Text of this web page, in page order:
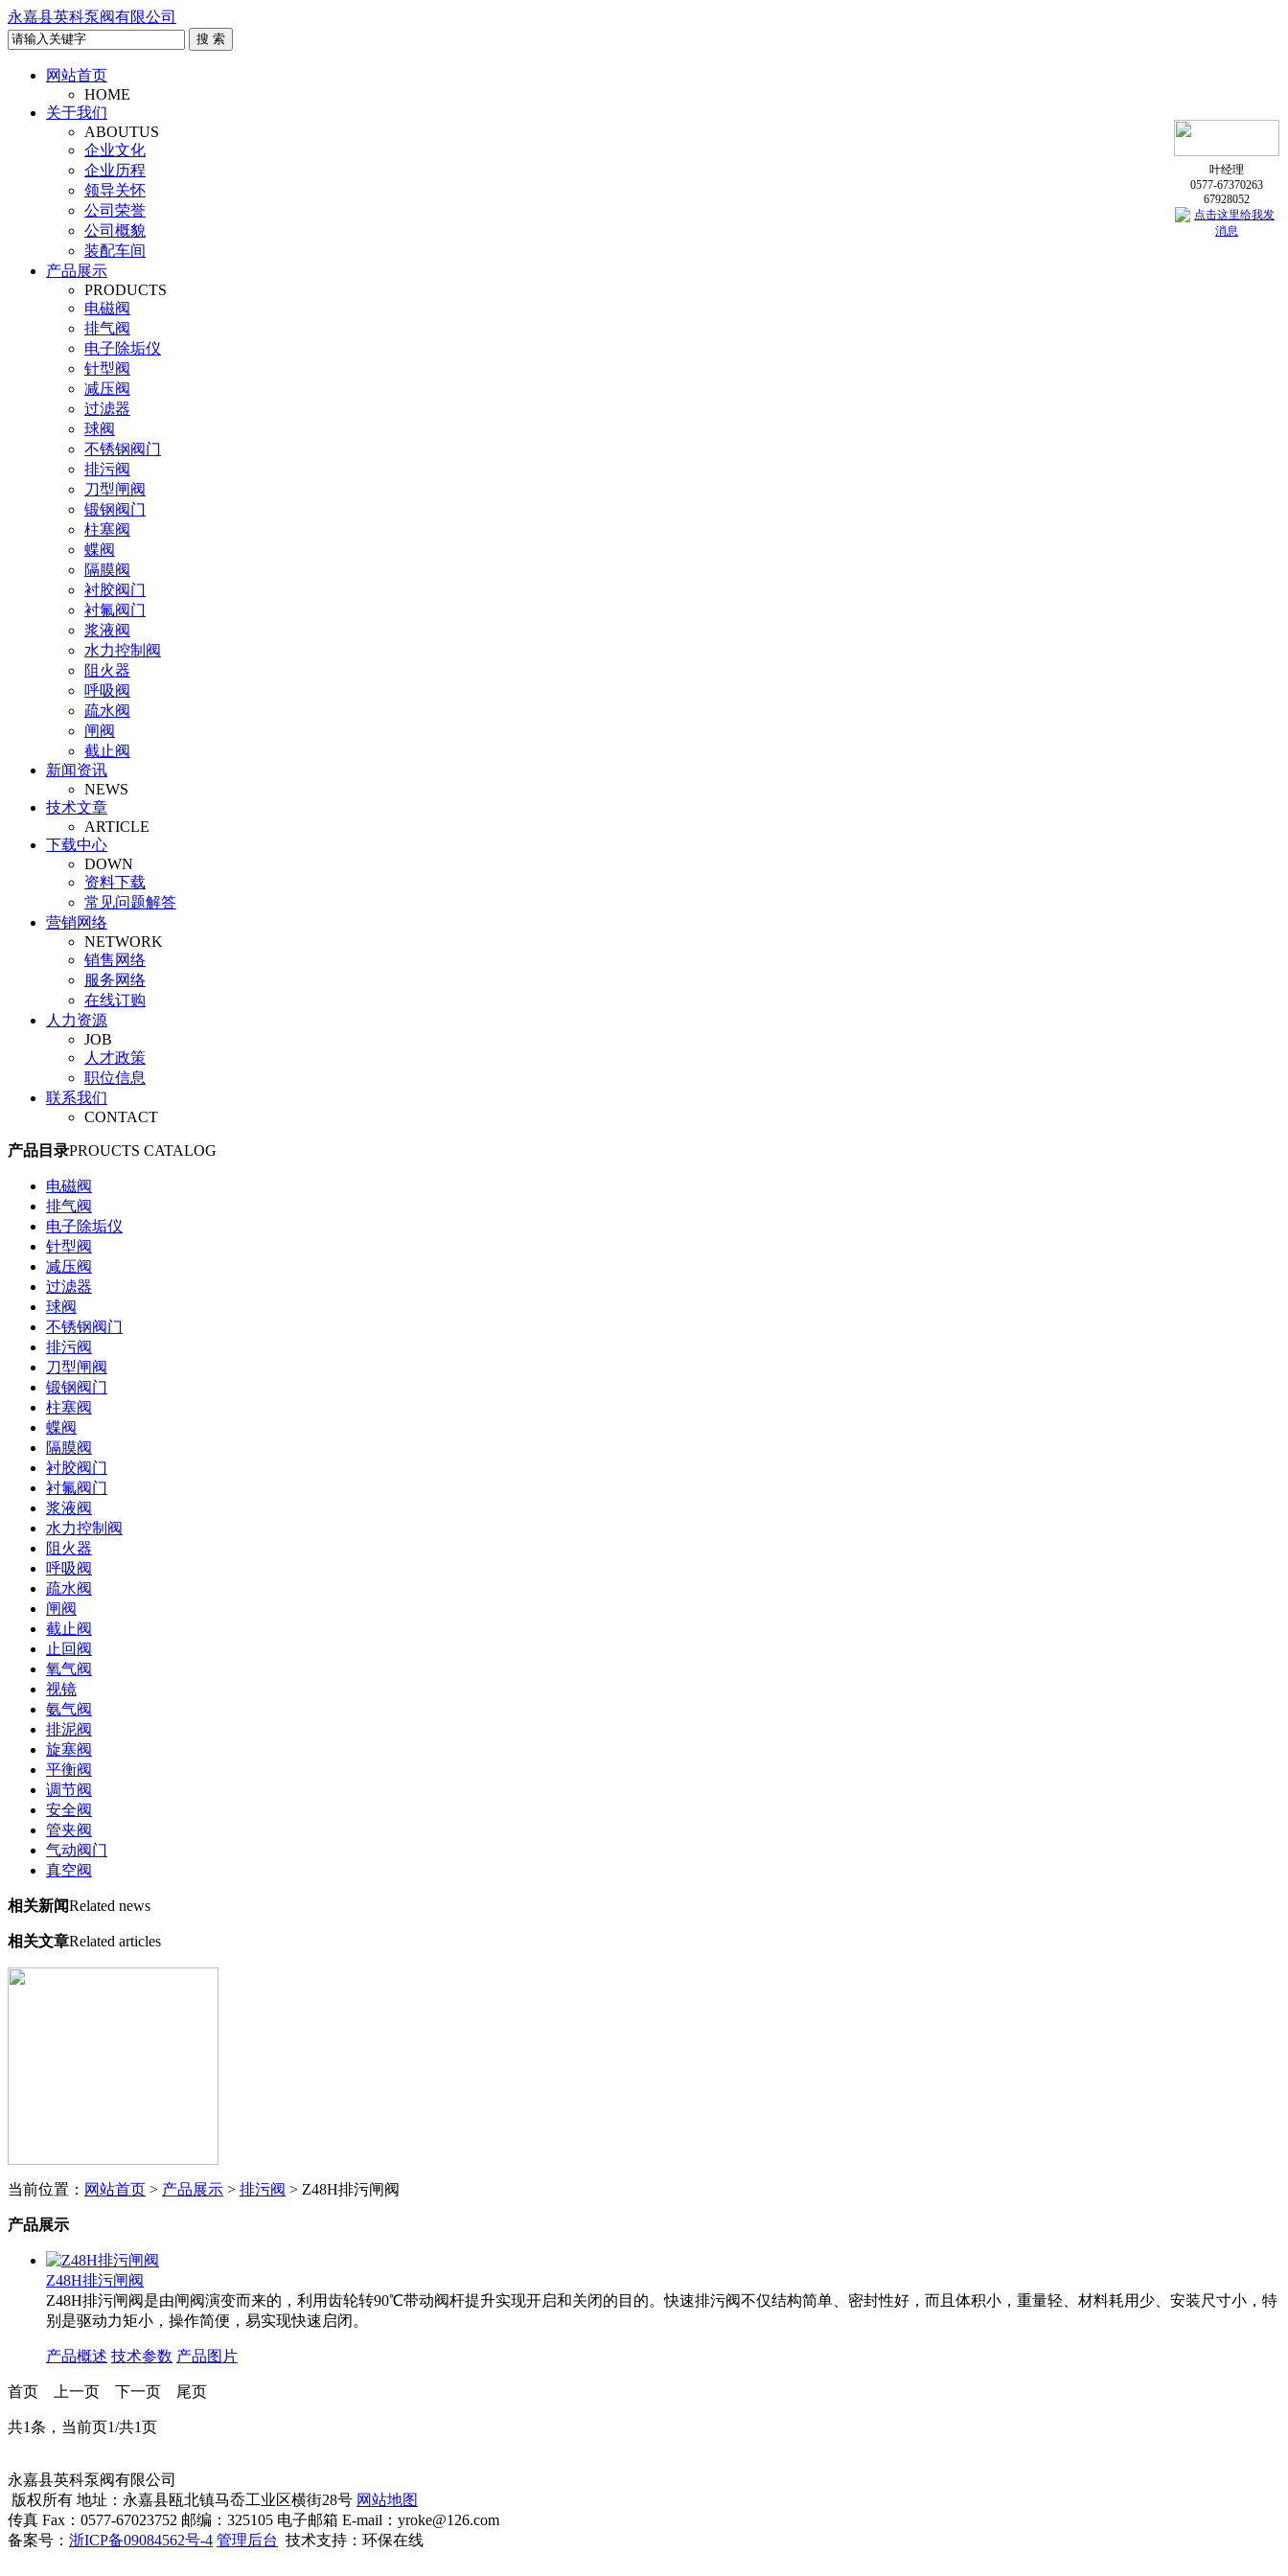
永嘉县英科泵阀有限公司
网站首页
HOME
关于我们
ABOUTUS
企业文化
企业历程
领导关怀
公司荣誉
公司概貌
装配车间
产品展示
PRODUCTS
电磁阀
排气阀
电子除垢仪
针型阀
减压阀
过滤器
球阀
不锈钢阀门
排污阀
刀型闸阀
锻钢阀门
柱塞阀
蝶阀
隔膜阀
衬胶阀门
衬氟阀门
浆液阀
水力控制阀
阻火器
呼吸阀
疏水阀
闸阀
截止阀
止回阀
氧气阀
视镜
氨气阀
排泥阀
旋塞阀
平衡阀
调节阀
安全阀
管夹阀
气动阀门
真空阀
新闻资讯
NEWS
技术文章
ARTICLE
下载中心
DOWN
资料下载
常见问题解答
营销网络
NETWORK
销售网络
服务网络
在线订购
人力资源
JOB
人才政策
职位信息
联系我们
CONTACT
产品目录PROUCTS CATALOG
电磁阀
排气阀
电子除垢仪
针型阀
减压阀
过滤器
球阀
不锈钢阀门
排污阀
刀型闸阀
锻钢阀门
柱塞阀
蝶阀
隔膜阀
衬胶阀门
衬氟阀门
浆液阀
水力控制阀
阻火器
呼吸阀
疏水阀
闸阀
截止阀
止回阀
氧气阀
视镜
氨气阀
排泥阀
旋塞阀
平衡阀
调节阀
安全阀
管夹阀
气动阀门
真空阀
相关新闻Related news
相关文章Related articles
当前位置： 网站首页 > 产品展示 > 排污阀 > Z48H排污闸阀
产品展示
Z48H排污闸阀
Z48H排污闸阀是由闸阀演变而来的，利用齿轮转90℃带动阀杆提升实现开启和关闭的目的。快速排污阀不仅结构简单、密封性好，而且体积小，重量轻、材料耗用少、安装尺寸小，特
别是驱动力矩小，操作简便，易实现快速启闭。
产品概述 技术参数 产品图片
首页 上一页 下一页 尾页
共1条，当前页1/共1页
永嘉县英科泵阀有限公司
版权所有 地址：永嘉县瓯北镇马岙工业区横街28号 网站地图
传真 Fax：0577-67023752 邮编：325105 电子邮箱 E-mail：yroke@126.com
备案号： 浙ICP备09084562号-4 管理后台 技术支持：环保在线
叶经理
0577-67370263
67928052